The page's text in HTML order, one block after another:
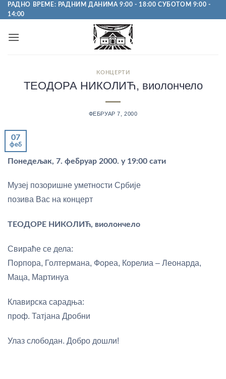
Пређи
на
РАДНО ВРЕМЕ: РАДНИМ ДАНИМА 9:00 - 18:00 СУБОТОМ 9:00 -
14:00
КОНЦЕРТИ
ТЕОДОРА НИКОЛИЋ, виолончело
ФЕБРУАР 7, 2000
07
феб
Понедељак, 7. фебруар 2000. у 19:00 сати
Музеј позоришне уметности Србије
позива Вас на концерт
ТЕОДОРЕ НИКОЛИЋ, виолончело
Свираће се дела:
Порпора, Голтермана, Фореа, Корелиа – Леонарда,
Маца, Мартинуа
Клавирска сарадња:
проф. Татјана Дробни
Улаз слободан. Добро дошли!